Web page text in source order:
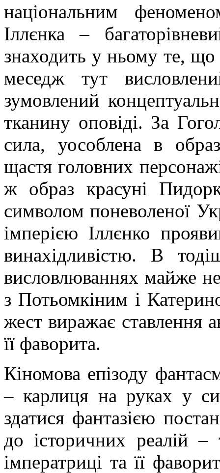
національним
Іллєнка –
знаходить у ньому те,
меседж тут
зумовлений
тканину оповіді. За
сила, уособлена в
щастя головних
ж образ красуні
символом поневоленої
імперією Іллєнко
винахідливістю. В
висловлюваннях майже
з Потьомкіним і
жест виражає ставлення
її фаворита.
Кіномова епізоду
– карлиця на руках у
здатися фантазією
до історичних реалій –
імператриці та її